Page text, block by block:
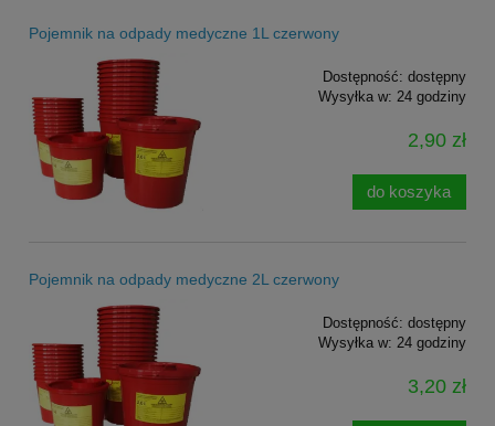
Pojemnik na odpady medyczne 1L czerwony
Dostępność: dostępny
Wysyłka w: 24 godziny
2,90 zł
do koszyka
Pojemnik na odpady medyczne 2L czerwony
Dostępność: dostępny
Wysyłka w: 24 godziny
3,20 zł